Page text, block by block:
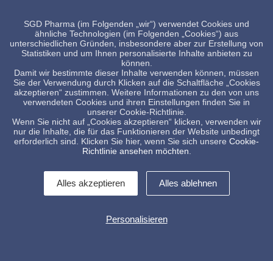
52674 40 46 43 SC
30
52687 80 88 80 30
Artikel verfügbar, Minimalmenge beachten
Standard Artikel, Verfügbarkeit abhängig vom Lagerbestand
SGD Pharma (im Folgenden „wir“) verwendet Cookies und
ähnliche Technologien (im Folgenden „Cookies“) aus
unterschiedlichen Gründen, insbesondere aber zur Erstellung von
Statistiken und um Ihnen personalisierte Inhalte anbieten zu
können.
Damit wir bestimmte dieser Inhalte verwenden können, müssen
Sie der Verwendung durch Klicken auf die Schaltfläche „Cookies
akzeptieren“ zustimmen. Weitere Informationen zu den von uns
verwendeten Cookies und ihren Einstellungen finden Sie in
unserer Cookie-Richtlinie.
Wenn Sie nicht auf „Cookies akzeptieren“ klicken, verwenden wir
nur die Inhalte, die für das Funktionieren der Website unbedingt
erforderlich sind. Klicken Sie hier, wenn Sie sich unsere Cookie-
Richtlinie ansehen möchten
Alles akzeptieren Alles ablehnen
Personalisieren